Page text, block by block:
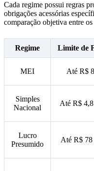
Cada regime possui regras
obrigações acessórias
comparação objetiva entre
Regime Limite de
MEI Até R$
Simples
Nacional
Até R$
Lucro
Presumido
Até R$ 78